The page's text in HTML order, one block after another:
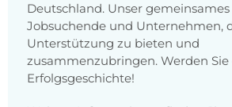
Deutschland. Unser
Jobsuchende und Unternehmen,
Unterstützung zu bieten und
zusammenzubringen. Werden Sie
Erfolgsgeschichte!